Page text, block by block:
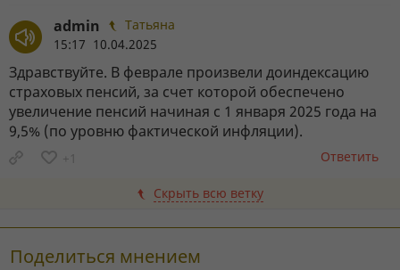
admin
Татьяна
15:17 10.04.2025
Здравствуйте. В феврале произвели доиндексацию
страховых пенсий, за счет которой обеспечено
увеличение пенсий начиная с 1 января 2025 года на
9,5% (по уровню фактической инфляции).
+1 Ответить
Скрыть всю ветку
Поделиться мнением